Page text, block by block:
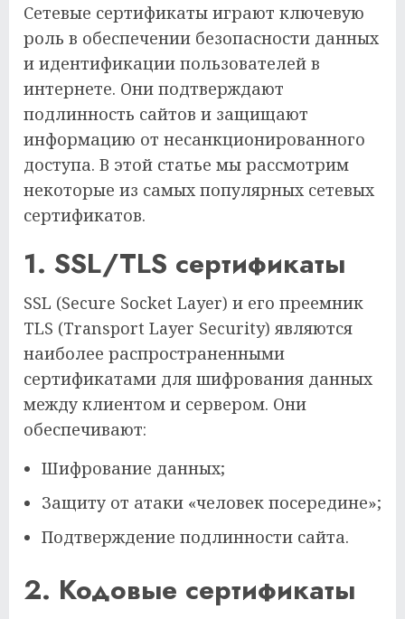
Сетевые сертификаты играют ключевую
роль в обеспечении безопасности данных
и идентификации пользователей в
интернете. Они подтверждают
подлинность сайтов и защищают
информацию от несанкционированного
доступа. В этой статье мы рассмотрим
некоторые из самых популярных сетевых
сертификатов.
1. SSL/TLS сертификаты
SSL (Secure Socket Layer) и его преемник
TLS (Transport Layer Security) являются
наиболее распространенными
сертификатами для шифрования данных
между клиентом и сервером. Они
обеспечивают:
Шифрование данных;
Защиту от атаки «человек посередине»;
Подтверждение подлинности сайта.
2. Кодовые сертификаты